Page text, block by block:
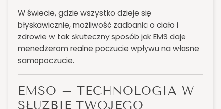
W świecie, gdzie wszystko dzieje się
błyskawicznie, możliwość zadbania o ciało i
zdrowie w tak skuteczny sposób jak EMS daje
menedżerom realne poczucie wpływu na własne
samopoczucie.
EMSO – TECHNOLOGIA W
SŁUŻBIE TWOJEGO